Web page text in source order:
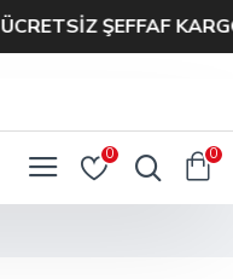
ŞEFFAF KARGO
0 0